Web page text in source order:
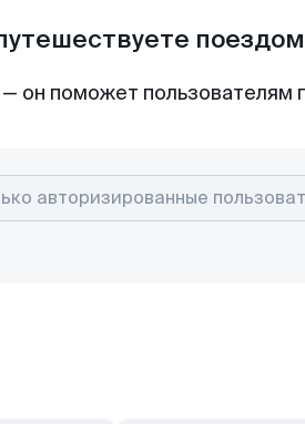
он поможет пользователям